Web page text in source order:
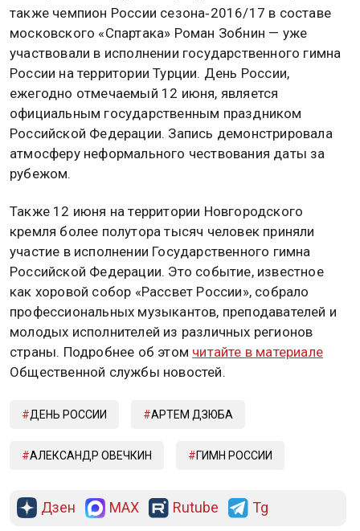
также чемпион России сезона‑2016/17 в составе
московского «Спартака» Роман Зобнин — уже
участвовали в исполнении государственного гимна
России на территории Турции. День России,
ежегодно отмечаемый 12 июня, является
официальным государственным праздником
Российской Федерации. Запись демонстрировала
атмосферу неформального чествования даты за
рубежом.
Также 12 июня на территории Новгородского
кремля более полутора тысяч человек приняли
участие в исполнении Государственного гимна
Российской Федерации. Это событие, известное
как хоровой собор «Рассвет России», собрало
профессиональных музыкантов, преподавателей и
молодых исполнителей из различных регионов
страны. Подробнее об этом читайте в материале
Общественной службы новостей.
ДЕНЬ РОССИИ АРТЕМ ДЗЮБА
АЛЕКСАНДР ОВЕЧКИН ГИМН РОССИИ
Дзен MAX Rutube Tg